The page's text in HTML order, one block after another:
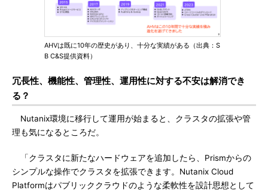
AHVは既に10年の歴史があり、十分な実績がある（出典：S
B C&S提供資料）
冗長性、機能性、管理性、運用性に対する不安は解消でき
る？
Nutanix環境に移行して運用が始まると、クラスタの拡張や管
理も気になるところだ。
「クラスタに新たなハードウェアを追加したら、Prismからの
シンプルな操作でクラスタを拡張できます。Nutanix Cloud
Platformはパブリッククラウドのような柔軟性を設計思想として